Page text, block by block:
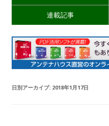
連載記事
日別アーカイブ: 2018年1月17日